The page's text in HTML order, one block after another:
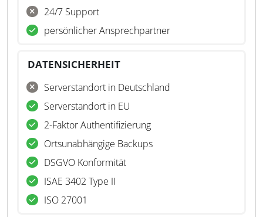
24/7 Support
persönlicher Ansprechpartner
DATENSICHERHEIT
Serverstandort in Deutschland
Serverstandort in EU
2-Faktor Authentifizierung
Ortsunabhängige Backups
DSGVO Konformität
ISAE 3402 Type II
ISO 27001